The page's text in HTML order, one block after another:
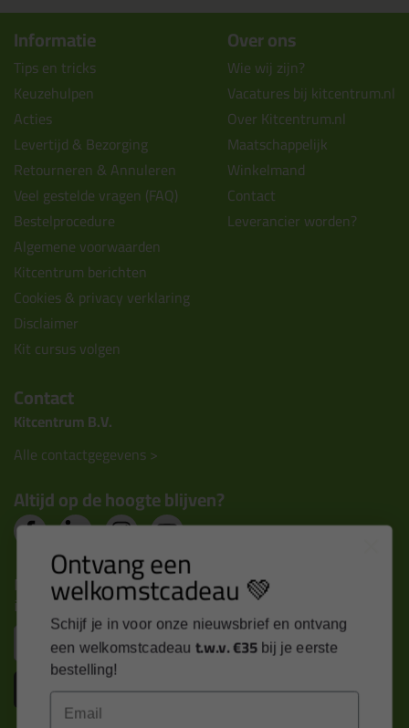
Informatie
Tips en tricks
Keuzehulpen
Acties
Levertijd & Bezorging
Retourneren & Annuleren
Veel gestelde vragen (FAQ)
Bestelprocedure
Algemene voorwaarden
Kitcentrum berichten
Cookies & privacy verklaring
Disclaimer
Kit cursus volgen
Over ons
Wie wij zijn?
Vacatures bij kitcentrum.nl
Over Kitcentrum.nl
Maatschappelijk
Winkelmand
Contact
Leverancier worden?
Contact
Kitcentrum B.V.
Alle contactgegevens >
Altijd op de hoogte blijven?
Nieuws, tips en exclusieve deals rechtstreeks in je
inbox
Inschrijven
Ontvang een
welkomstcadeau 💚
Schijf je in voor onze nieuwsbrief en ontvang
een welkomstcadeau t.w.v. €35 bij je eerste
bestelling!